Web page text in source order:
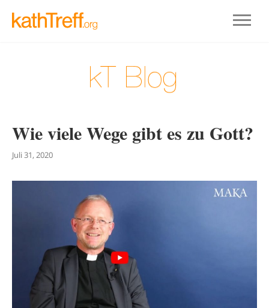
Wie viele Wege gibt es zu Gott?
Juli 31, 2020